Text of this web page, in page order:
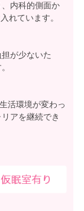
内科的側面か
れています。
が少ないた
活環境が変わっ
アを継続でき